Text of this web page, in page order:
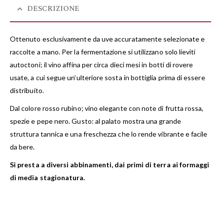
DESCRIZIONE
Ottenuto esclusivamente da uve accuratamente selezionate e
raccolte a mano. Per la fermentazione si utilizzano solo lieviti
autoctoni; il vino affina per circa dieci mesi in botti di rovere
usate, a cui segue un’ulteriore sosta in bottiglia prima di essere
distribuito.
Dal colore rosso rubino; vino elegante con note di frutta rossa,
spezie e pepe nero. Gusto: al palato mostra una grande
struttura tannica e una freschezza che lo rende vibrante e facile
da bere.
Si presta a diversi abbinamenti, dai primi di terra ai formaggi
di media stagionatura.